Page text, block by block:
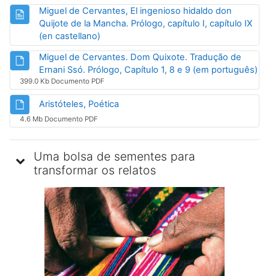
Miguel de Cervantes, El ingenioso hidaldo don
Quijote de la Mancha. Prólogo, capítulo I, capítulo IX
(en castellano)
Miguel de Cervantes. Dom Quixote. Tradução de
Ernani Ssó. Prólogo, Capítulo 1, 8 e 9 (em português)
399.0 Kb Documento PDF
Aristóteles, PoéticaArquivo
4.6 Mb Documento PDF
Uma bolsa de sementes para
transformar os relatos